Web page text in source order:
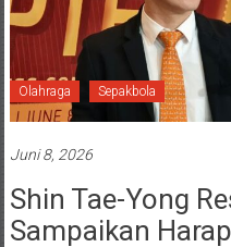
Olahraga Sepakbola
Juni 8, 2026
Shin Tae-Yong
Sampaikan